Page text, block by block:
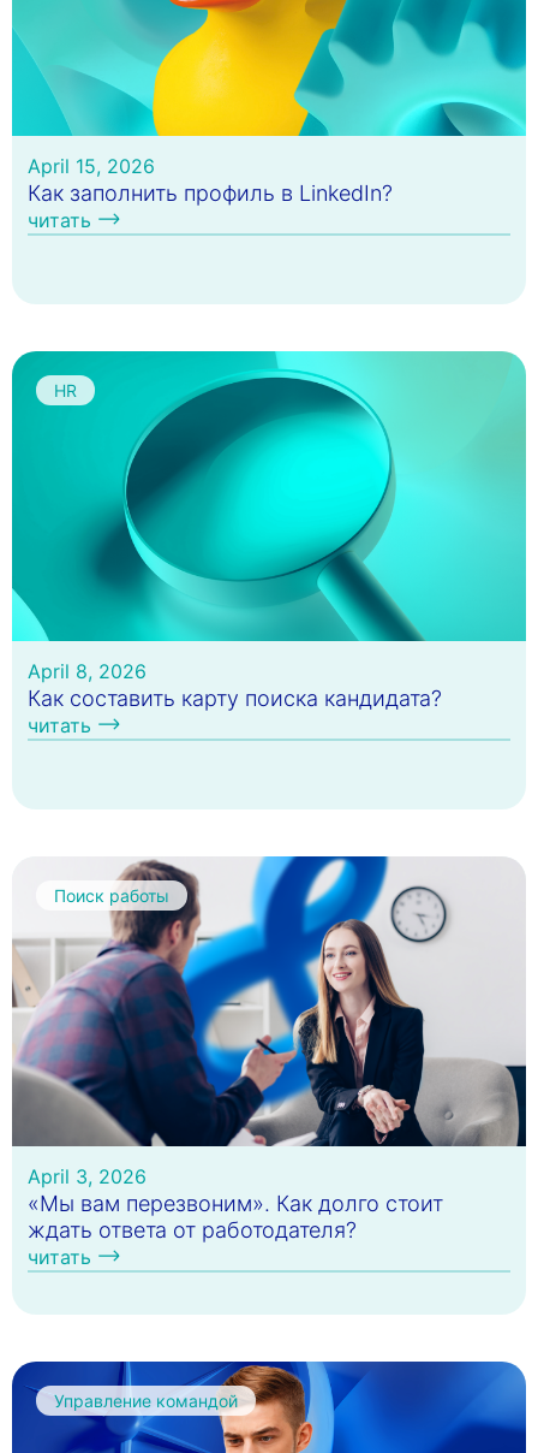
April 15, 2026
Как заполнить профиль в LinkedIn?
читать
HR
April 8, 2026
Как составить карту поиска кандидата?
читать
Поиск работы
April 3, 2026
«Мы вам перезвоним». Как долго стоит
ждать ответа от работодателя?
читать
Управление командой